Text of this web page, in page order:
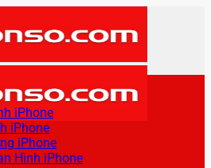
iPhone
iPhone
iPhone
Hình iPhone